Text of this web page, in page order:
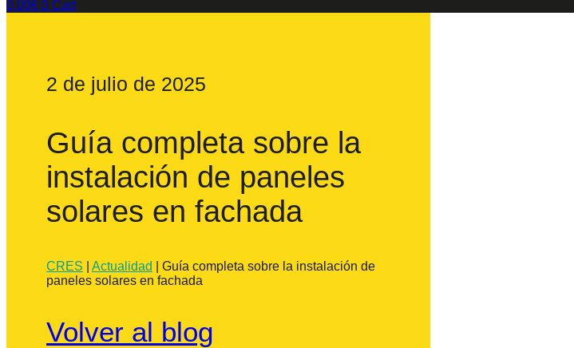
0,00€ 0 Cart
2 de julio de 2025
Guía completa sobre la
instalación de paneles
solares en fachada
CRES Actualidad
Guía completa sobre la instalación de
paneles solares en fachada
Volver al blog